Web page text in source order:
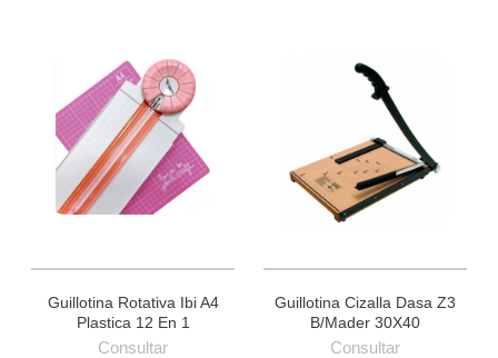
Guillotina Rotativa Ibi A4
Plastica 12 En 1
Consultar
Guillotina Cizalla Dasa Z3
B/Mader 30X40
Consultar